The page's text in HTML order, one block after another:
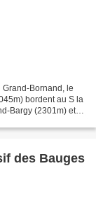
Bornand, le
bordent au S la
Bargy (2301m) et
des Bauges